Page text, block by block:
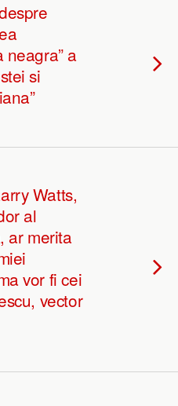
neagra” a
si
Watts,
al
ar merita
vor fi cei
vector